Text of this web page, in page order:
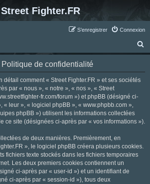
Street Fighter.FR
Connexion
S’enregistrer
e
Politique de confidentialité
détail comment « Street Fighter.FR » et ses sociétés
par « nous », « notre », « nos », « Street
fr.com/forum ») et phpBB (désigné ci-
« leur », « logiciel phpBB », « www.phpbb.com »,
phpBB ») utilisent les informations collectées
ce site (désignées ci-après par « vos informations »).
de deux manières. Premièrement, en
», le logiciel phpBB créera plusieurs cookies.
fichiers texte stockés dans les fichiers temporaires
Les deux premiers cookies contiennent un
ci-après par « user-id ») et un identifiant de
ci-après par « session-id »), tous deux